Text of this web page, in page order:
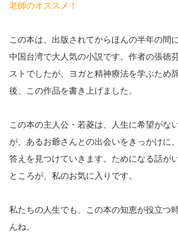
老師のオススメ！
この本は、出版されてからほんの半年の間
中国台湾で大人気の小説です。作者の張徳
ストでしたが、ヨガと精神療法を学ぶため
後、この作品を書き上げました。
この本の主人公・若菱は、人生に希望がな
が、あるお爺さんとの出会いをきっかけに
答えを見つけていきます。ためになる話が
ところが、私のお気に入りです。
私たちの人生でも、この本の知恵が役立つ
んね。